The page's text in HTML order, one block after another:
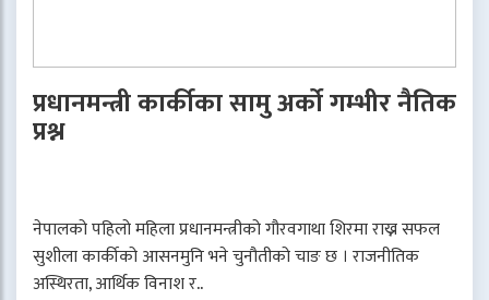
प्रधानमन्त्री कार्कीका सामु अर्को गम्भीर नैतिक
प्रश्न
नेपालको पहिलो महिला प्रधानमन्त्रीको गौरवगाथा शिरमा राख्न सफल
सुशीला कार्कीको आसनमुनि भने चुनौतीको चाङ छ । राजनीतिक
अस्थिरता, आर्थिक विनाश र..